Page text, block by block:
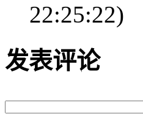
22:25:22)
发表评论